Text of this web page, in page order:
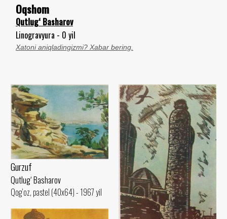
Oqshom
Qutlug‘ Basharov
Linogravyura - 0 yil
Xatoni aniqladingizmi? Xabar bering.
Gurzuf
Qutlug‘ Basharov
Qog‘oz, pastel (40x64) - 1967 yil